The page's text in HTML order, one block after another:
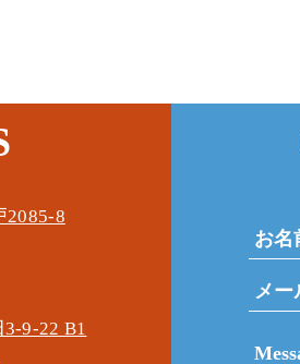
ェア
2085-8
9-22 B1